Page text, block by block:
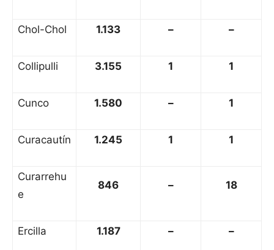
Chol-Chol 1.133 – –
Collipulli 3.155 1 1
Cunco 1.580 – 1
Curacautín 1.245 1 1
Curarrehu
e
846 – 18
Ercilla 1.187 – –